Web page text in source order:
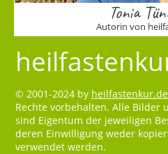
Tonia
Autorin von
© 2001-2024 by heilfastenkur.de
Rechte vorbehalten. Alle Bilder
sind Eigentum der jeweiligen
deren Einwilligung weder
verwendet werden.